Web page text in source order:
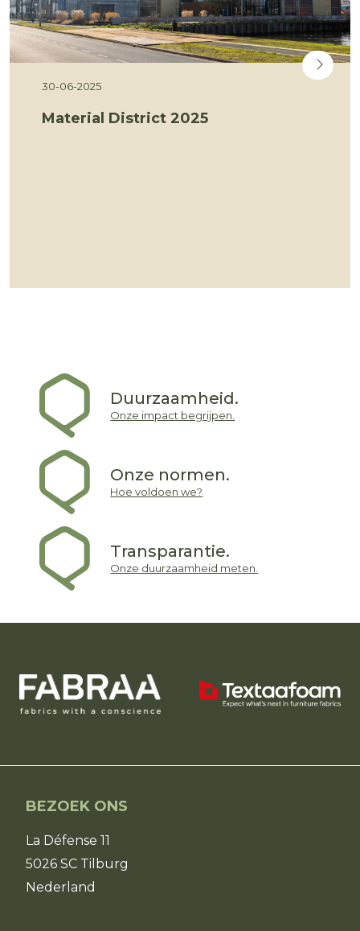
30-06-2025
Material District 2025
Duurzaamheid.
Onze impact begrijpen.
Onze normen.
Hoe voldoen we?
Transparantie.
Onze duurzaamheid meten.
BEZOEK ONS
La Défense 11
5026 SC Tilburg
Nederland